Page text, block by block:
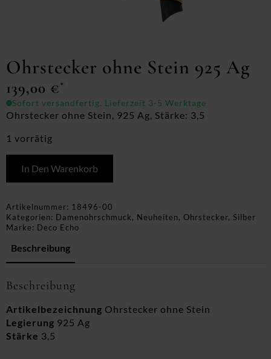
Ohrstecker ohne Stein 925 Ag
139,00 €*
Sofort versandfertig, Lieferzeit 3-5 Werktage
Ohrstecker ohne Stein, 925 Ag, Stärke: 3,5
1 vorrätig
In Den Warenkorb
Artikelnummer: 18496-00
Kategorien: Damenohrschmuck, Neuheiten, Ohrstecker, Silber
Marke: Deco Echo
Beschreibung
Beschreibung
Artikelbezeichnung Ohrstecker ohne Stein
Legierung 925 Ag
Stärke 3,5